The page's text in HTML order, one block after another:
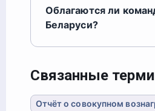
Облагаются ли
Беларуси?
Связанные
Отчёт о совокупном